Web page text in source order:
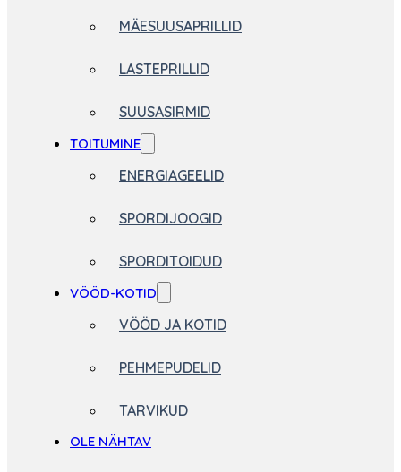
MÄESUUSAPRILLID
LASTEPRILLID
SUUSASIRMID
TOITUMINE
ENERGIAGEELID
SPORDIJOOGID
SPORDITOIDUD
VÖÖD-KOTID
VÖÖD JA KOTID
PEHMEPUDELID
TARVIKUD
OLE NÄHTAV